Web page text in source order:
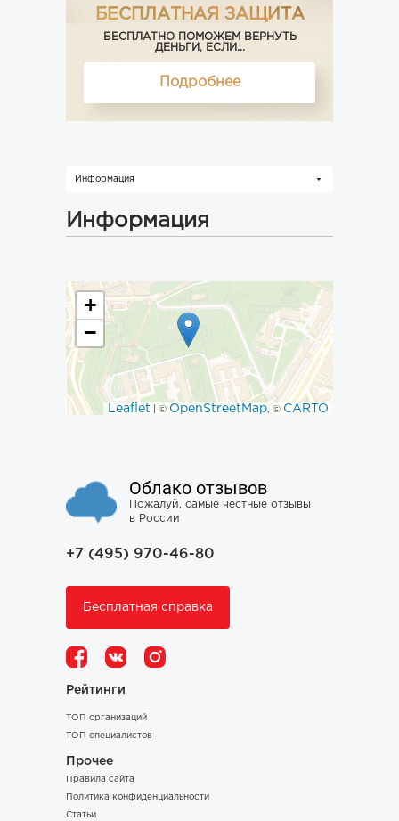
БЕСПЛАТНАЯ ЗАЩИТА
БЕСПЛАТНО ПОМОЖЕМ ВЕРНУТЬ
ДЕНЬГИ, ЕСЛИ...
Подробнее
Информация
Информация
+
−
Leaflet | © OpenStreetMap, © CARTO
Облако отзывов
Пожалуй, самые честные отзывы
в России
+7 (495) 970-46-80
Бесплатная справка
Рейтинги
ТОП организаций
ТОП специалистов
Прочее
Правила сайта
Политика конфиденциальности
Статьи